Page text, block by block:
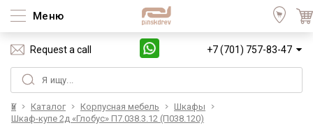
Меню
Request a call +7 (701) 757-83-47
Үй Каталог Корпусная мебель
Шкафы
Шкаф-купе 2д «Глобус» П7.038.3.12 (П038.120)